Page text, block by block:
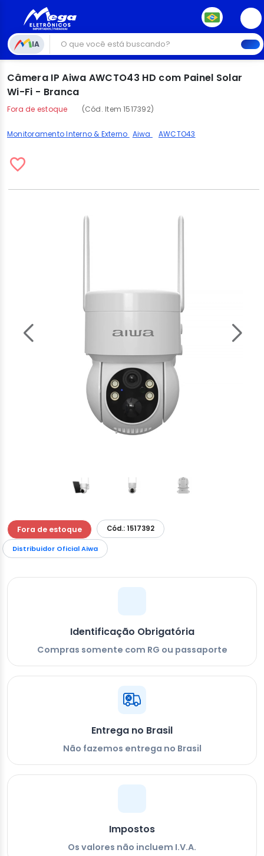
IA
Câmera IP Aiwa AWCTO43 HD com Painel Solar
Wi-Fi - Branca
Fora de estoque (Cód. Item 1517392)
Monitoramento Interno & Externo Aiwa AWCTO43
Fora de estoque Cód.: 1517392
Distribuidor Oficial Aiwa
Identificação Obrigatória
Compras somente com RG ou passaporte
Entrega no Brasil
Não fazemos entrega no Brasil
Impostos
Os valores não incluem I.V.A.